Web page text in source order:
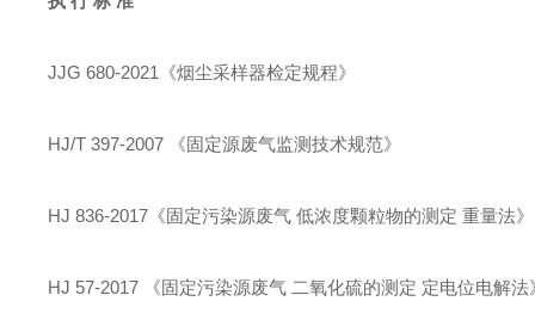
JJG 680-2021《烟尘采样器检定规程》
HJ/T 397-2007 《固定源废气监测技术规范》
HJ 836-2017《固定污染源废气 低浓度颗粒物的测定 重量法》
HJ 57-2017 《固定污染源废气 二氧化硫的测定 定电位电解法